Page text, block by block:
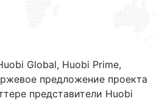
Global, Huobi Prime,
предложение проекта
представители Huobi